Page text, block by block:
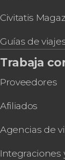
Civitatis
Guías de
Trabaja
Proveedores
Afiliados
Agencias de
Integraciones